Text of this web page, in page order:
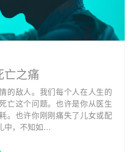
亡之痛
的敌人。我们每个人在人生的
亡这个问题。也许是你从医生
。也许你刚刚痛失了儿女或配
中，不知如…